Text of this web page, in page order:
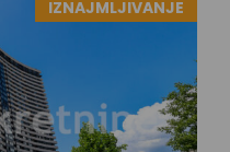
IZNAJMLJIVANJE